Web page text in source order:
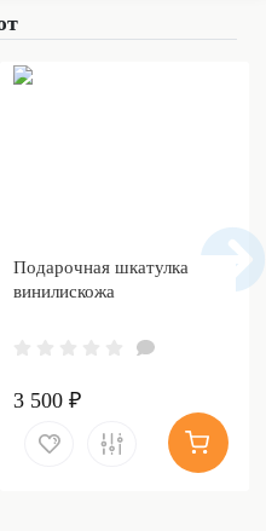
Подарочная шкатулка
винилискожа
3 500 ₽